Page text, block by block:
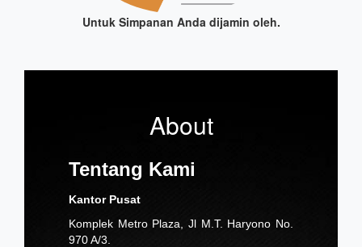
Untuk Simpanan Anda dijamin oleh.
About
Tentang Kami
Kantor Pusat
Komplek Metro Plaza, Jl M.T. Haryono No.
970 A/3.